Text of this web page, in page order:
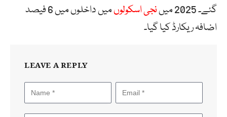
گئے۔ 2025 میں
نجی اسکولوں
میں داخلوں میں 6 فیصد
اضافہ ریکارڈ کیا گیا۔
LEAVE A REPLY